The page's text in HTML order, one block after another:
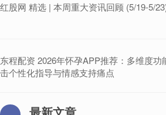
红股网 精选 | 本周重大资讯回顾 (5/19-5/
东程配资 2026年怀孕APP推荐：多维度功
击个性化指导与情感支持痛点
最新文章